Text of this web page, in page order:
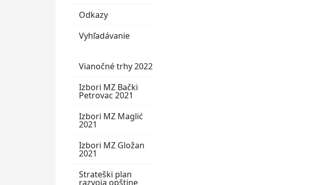
Odkazy
Vyhľadávanie
Vianočné trhy 2022
Izbori MZ Bački
Petrovac 2021
Izbori MZ Maglić
2021
Izbori MZ Gložan
2021
Strateški plan
razvoja opštine